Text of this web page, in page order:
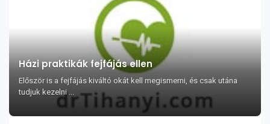
Házi praktikák fejfájás ellen
Először is a fejfájás kiváltó okát kell megismerni, és csak utána
tudjuk kezelni ...